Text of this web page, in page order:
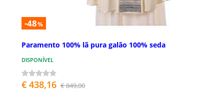
-48%
Paramento 100% lã pura galão 100% seda
DISPONÍVEL
€ 438,16 € 849,00